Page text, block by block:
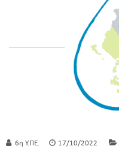
6η Υ.ΠΕ. 17/10/2022